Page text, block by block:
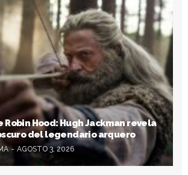
Robin Hood: Hugh Jackman revela
del legendario arquero
AGOSTO 3, 2026